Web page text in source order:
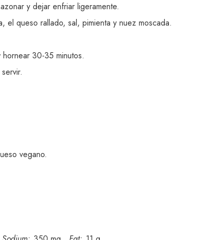
y dejar enfriar ligeramente.
el queso rallado, sal, pimienta y nuez moscada.
30-35 minutos.
vegano.